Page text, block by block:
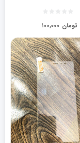
۱۰۰,۰۰۰ تومان